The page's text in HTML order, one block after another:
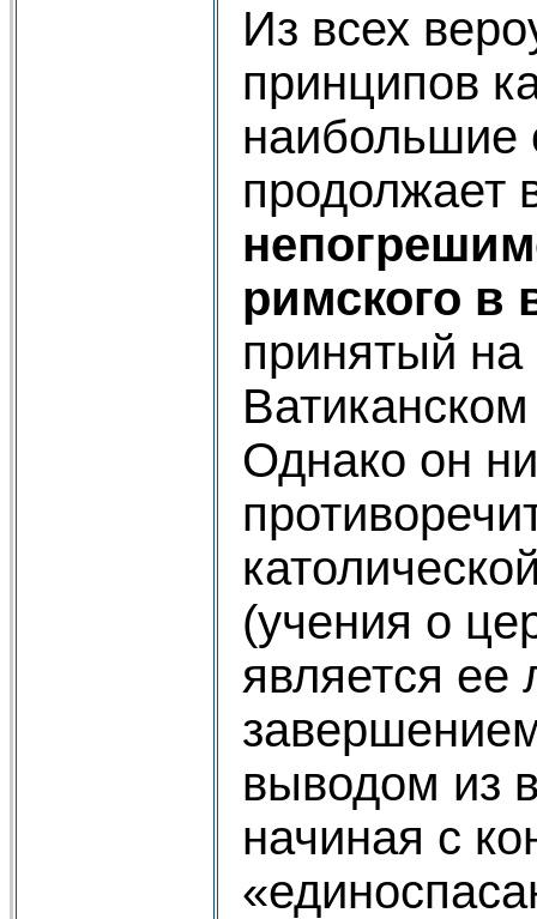
Из всех
принципов
наибольшие
продолжает
римского в
принятый
Однако он
(учения о
является ее
выводом из
начиная с